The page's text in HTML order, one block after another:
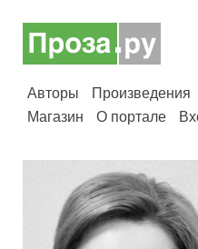
Авторы Произведения
Магазин
О портале